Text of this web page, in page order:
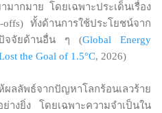
ากมาย โดยเฉพาะประเด็นเรื่อง
ทั้งด้านการใช้ประโยชน์จาก
จจัยด้านอื่น ๆ (Global Energy
the Goal of 1.5°C, 2026)
ลลัพธ์จากปัญหาโลกร้อนเลวร้าย
างยิ่ง โดยเฉพาะความจำเป็นใน